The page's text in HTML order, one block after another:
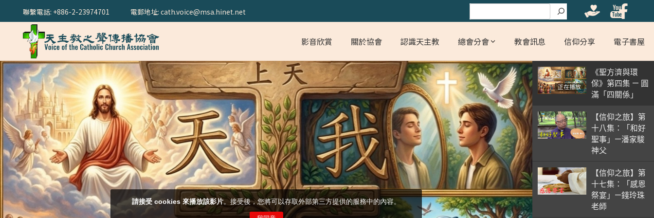
聯繫電話: +886-2-23974701 搜尋
電郵地址: cath.voice@msa.hinet.net
影音欣賞 關於協會 認識天主教 總會分會 教會訊息 信仰分享 電子書屋
正在播放
《聖方濟與環
保》第四集 — 圓
滿「四關係」
【信仰之旅】第
十八集：「和好
聖事」—潘家駿
神父
【信仰之旅】第
十七集：「感恩
祭宴」—錢玲珠
老師